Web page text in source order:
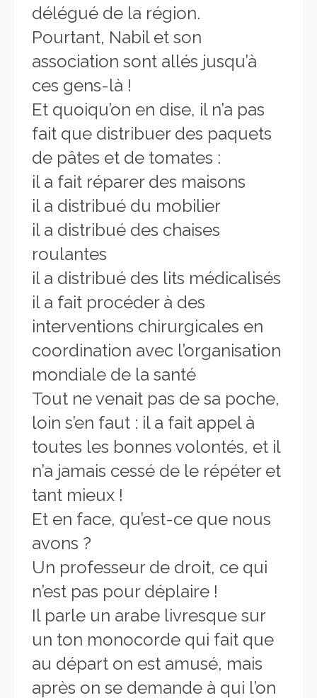
délégué de la région.
Pourtant, Nabil et son
association sont allés jusqu’à
ces gens-là !
Et quoiqu’on en dise, il n’a pas
fait que distribuer des paquets
de pâtes et de tomates :
il a fait réparer des maisons
il a distribué du mobilier
il a distribué des chaises
roulantes
il a distribué des lits médicalisés
il a fait procéder à des
interventions chirurgicales en
coordination avec l’organisation
mondiale de la santé
Tout ne venait pas de sa poche,
loin s’en faut : il a fait appel à
toutes les bonnes volontés, et il
n’a jamais cessé de le répéter et
tant mieux !
Et en face, qu’est-ce que nous
avons ?
Un professeur de droit, ce qui
n’est pas pour déplaire !
Il parle un arabe livresque sur
un ton monocorde qui fait que
au départ on est amusé, mais
après on se demande à qui l’on